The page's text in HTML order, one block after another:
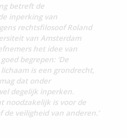
betreft de
inperking van
rechtsfilosoof Roland
van Amsterdam
het idee van
begrepen: ‘De
is een grondrecht,
dat onder
degelijk inperken.
noodzakelijk is voor de
de veiligheid van anderen.’